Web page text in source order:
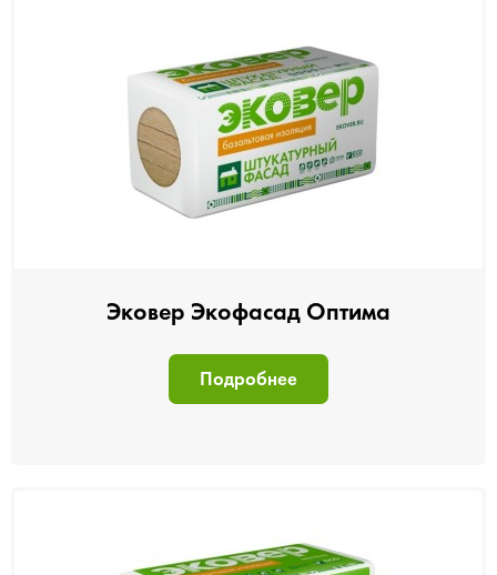
Эковер Экофасад Оптима
Подробнее